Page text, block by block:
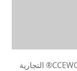
تُعدّ الشركة الأمريكية التي تحمل علامة CCEWOOL® التجارية